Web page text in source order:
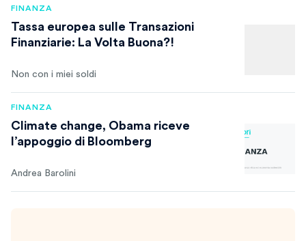
FINANZA
Tassa europea sulle Transazioni
Finanziarie: La Volta Buona?!
Non con i miei soldi
FINANZA
Climate change, Obama riceve
l’appoggio di Bloomberg
Andrea Barolini